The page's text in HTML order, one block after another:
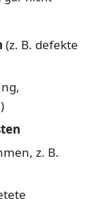
(z. B. defekte
z. B.